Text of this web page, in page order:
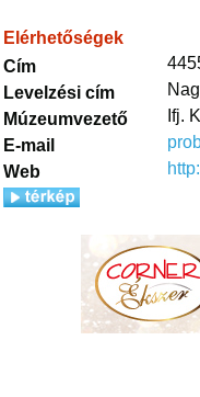
Elérhetőségek
Cím
Levelzési cím
Múzeumvezető
Ifj.
E-mail
Web